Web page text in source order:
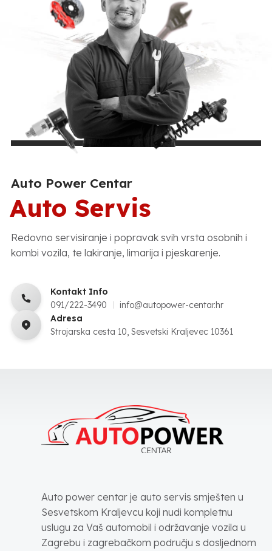
Auto Power Centar
Auto Servis
Redovno servisiranje i popravak svih vrsta osobnih i
kombi vozila, te lakiranje, limarija i pjeskarenje.
Kontakt Info
091/222-3490
info@autopower-centar.hr
Adresa
Strojarska cesta 10, Sesvetski Kraljevec 10361
Auto power centar je auto servis smješten u
Sesvetskom Kraljevcu koji nudi kompletnu
uslugu za Vaš automobil i održavanje vozila u
Zagrebu i zagrebačkom području s dosljednom